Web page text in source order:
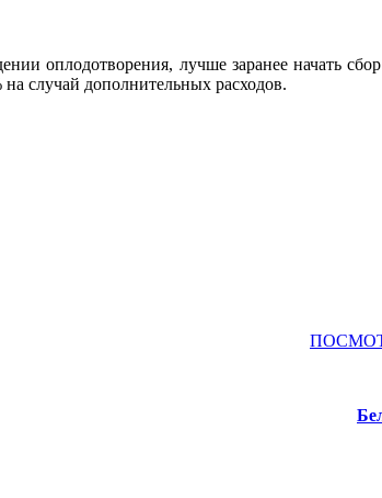
оплодотворения, лучше заранее начать
случай дополнительных расходов.